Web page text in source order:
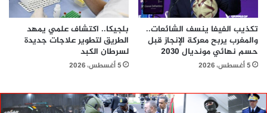
تكذيب الفيفا ينسف الشائعات..
والمغرب يربح معركة الإنجاز قبل
حسم نهائي مونديال 2030
5 أغسطس، 2026
بلجيكا.. اكتشاف علمي يمهد
الطريق لتطوير علاجات جديدة
لسرطان الكبد
5 أغسطس، 2026